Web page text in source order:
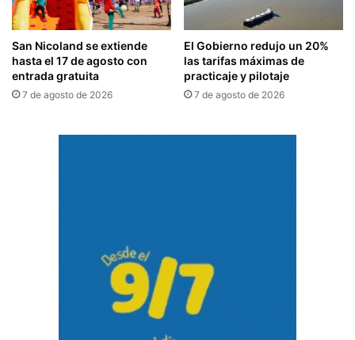
San Nicoland se extiende
hasta el 17 de agosto con
entrada gratuita
7 de agosto de 2026
El Gobierno redujo un 20%
las tarifas máximas de
practicaje y pilotaje
7 de agosto de 2026